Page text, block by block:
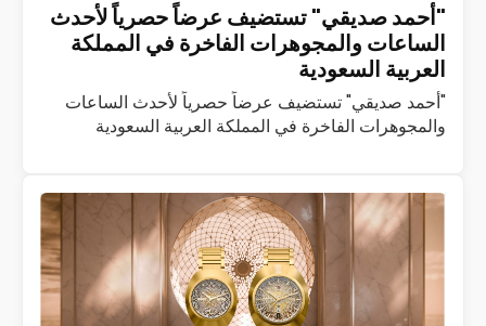
"أحمد صديقي" تستضيف عرضاً حصرياً لأحدث
الساعات والمجوهرات الفاخرة في المملكة
العربية السعودية
"أحمد صديقي" تستضيف عرضاً حصرياً لأحدث الساعات
والمجوهرات الفاخرة في المملكة العربية السعودية
بوتيك أحمد صديقي…اقرأ المزيد